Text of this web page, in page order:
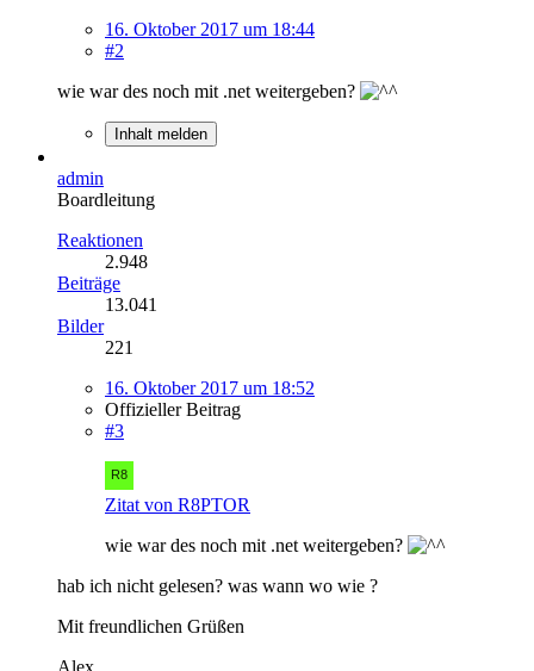
16. Oktober 2017 um 18:44
#2
wie war des noch mit .net weitergeben?
Inhalt melden
admin
Boardleitung
Reaktionen
2.948
Beiträge
13.041
Bilder
221
16. Oktober 2017 um 18:52
Offizieller Beitrag
#3
Zitat von R8PTOR
wie war des noch mit .net weitergeben?
hab ich nicht gelesen? was wann wo wie ?
Mit freundlichen Grüßen
Alex